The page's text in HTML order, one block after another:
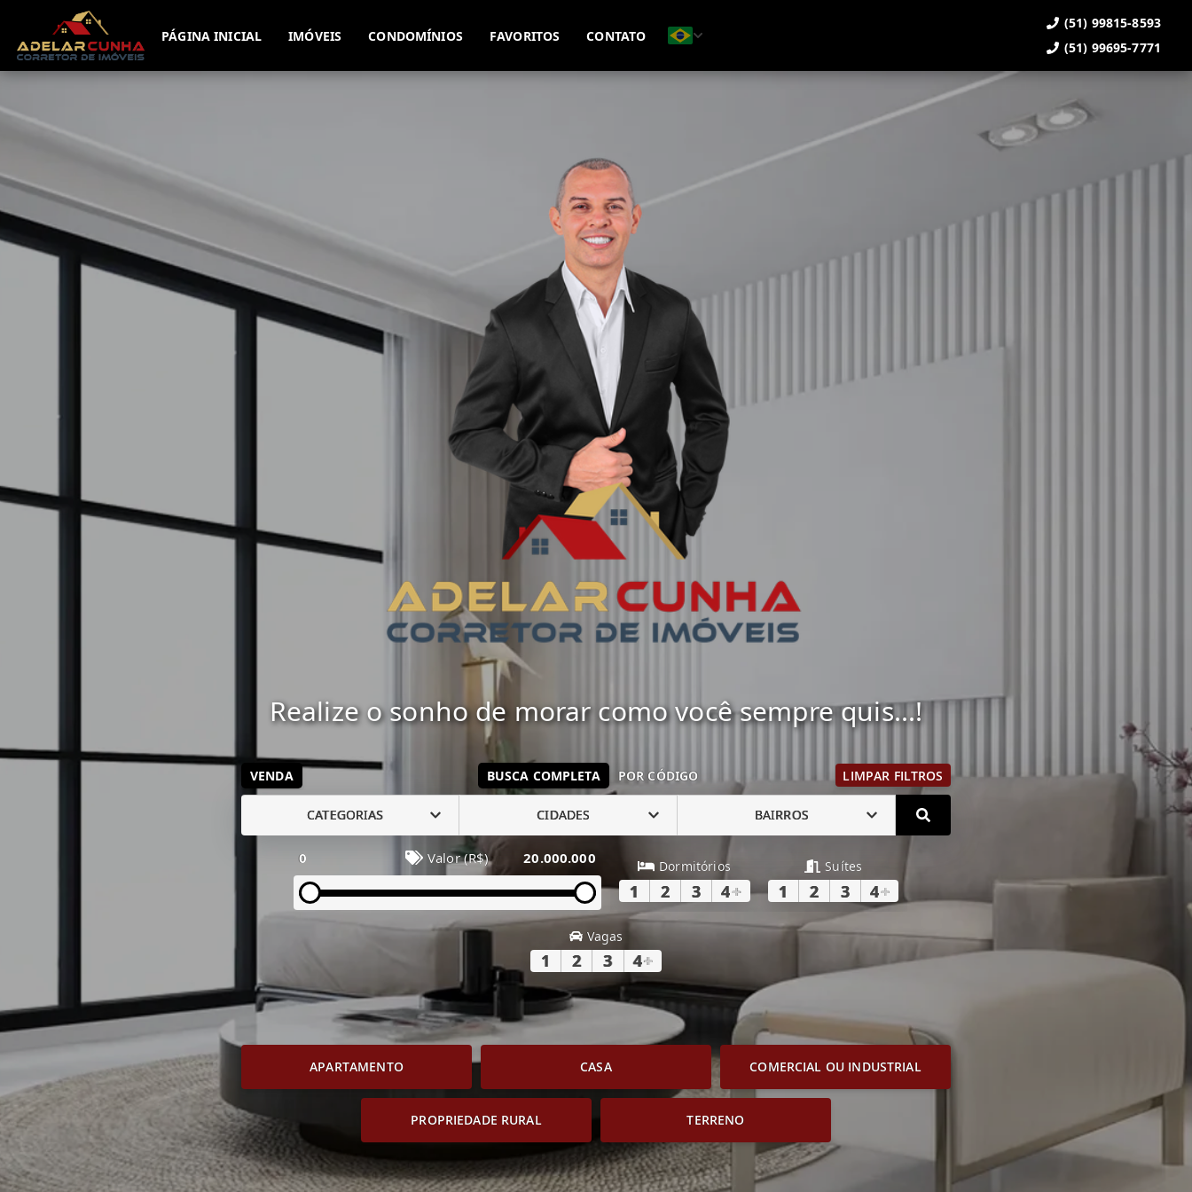
(51) 99815-8593 (51) 99695-7771
PÁGINA INICIAL IMÓVEIS CONDOMÍNIOS FAVORITOS CONTATO
(51) 99815-8593
(51) 99695-7771
Realize o sonho de morar como você sempre quis...!
VENDA BUSCA COMPLETA POR CÓDIGO LIMPAR FILTROS
CATEGORIAS CIDADES BAIRROS
0 Valor (R$) 20.000.000 Dormitórios
1 2 3 4+
Suítes
1 2 3 4+
Vagas
1 2 3 4+
APARTAMENTO CASA COMERCIAL OU INDUSTRIAL
PROPRIEDADE RURAL TERRENO